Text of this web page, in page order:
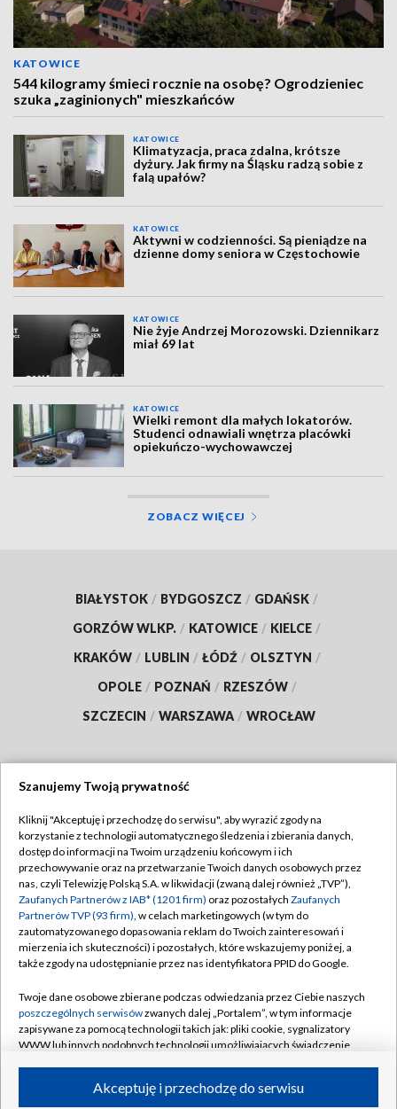
KATOWICE
544 kilogramy śmieci rocznie na osobę? Ogrodzieniec
szuka „zaginionych" mieszkańców
KATOWICE
Klimatyzacja, praca zdalna, krótsze
dyżury. Jak firmy na Śląsku radzą sobie z
falą upałów?
KATOWICE
Aktywni w codzienności. Są pieniądze na
dzienne domy seniora w Częstochowie
KATOWICE
Nie żyje Andrzej Morozowski. Dziennikarz
miał 69 lat
KATOWICE
Wielki remont dla małych lokatorów.
Studenci odnawiali wnętrza placówki
opiekuńczo-wychowawczej
ZOBACZ WIĘCEJ
BIAŁYSTOK / BYDGOSZCZ / GDAŃSK /
GORZÓW WLKP. / KATOWICE / KIELCE /
KRAKÓW / LUBLIN / ŁÓDŹ / OLSZTYN /
OPOLE / POZNAŃ / RZESZÓW /
SZCZECIN / WARSZAWA / WROCŁAW
TVP
Abonament TVP
Emisja w TVP
Centrum informacji TVP
Naziemna Telewizja Cyfrowa
Rada Programowa
System NOS
Informacje o nadawcy
Program dla prasy
Regulamin TVP
Polityka prywatności
Moje zgody
Pomoc
Kontakt
Kanały
Szanujemy Twoją prywatność
Kliknij "Akceptuję i przechodzę do serwisu", aby wyrazić zgody na
korzystanie z technologii automatycznego śledzenia i zbierania danych,
dostęp do informacji na Twoim urządzeniu końcowym i ich
przechowywanie oraz na przetwarzanie Twoich danych osobowych przez
nas, czyli Telewizję Polską S.A. w likwidacji (zwaną dalej również „TVP”),
Zaufanych Partnerów z IAB* (1201 firm) oraz pozostałych Zaufanych
Partnerów TVP (93 firm), w celach marketingowych (w tym do
zautomatyzowanego dopasowania reklam do Twoich zainteresowań i
mierzenia ich skuteczności) i pozostałych, które wskazujemy poniżej, a
także zgody na udostępnianie przez nas identyfikatora PPID do Google.
Twoje dane osobowe zbierane podczas odwiedzania przez Ciebie naszych
poszczególnych serwisówzwanych dalej „Portalem”, w tym informacje
zapisywane za pomocą technologii takich jak: pliki cookie, sygnalizatory
WWW lub innych podobnych technologii umożliwiających świadczenie
ruchu w Internecie.Akceptuję i przechodzę do serwisu